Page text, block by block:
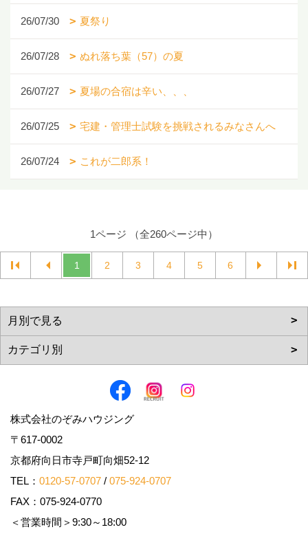
26/07/30 夏祭り
26/07/28 ぬれ落ち葉（57）の夏
26/07/27 夏場の合宿は辛い、、、
26/07/25 宅建・管理士試験を挑戦されるみなさんへ
26/07/24 これが二郎系！
1ページ （全260ページ中）
1 2 3 4 5 6
株式会社のぞみハウジング
〒617-0002
京都府向日市寺戸町向畑52-12
TEL： 0120-57-0707 / 075-924-0707
FAX：075-924-0770
＜営業時間＞9:30～18:00